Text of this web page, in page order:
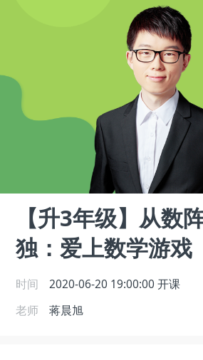
【升3年级】从数
独：爱上数学游戏
时间 2020-06-20 19:00:00 开课
老师
蒋晨旭